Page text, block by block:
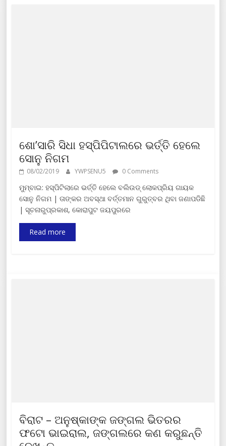
ଶୋ’ସାରି ସିଧା ହସ୍ପିପିଟାଲରେ ଭର୍ତ୍ତି ହେଲେ
ସୋନୁ ନିଗମ
08/02/2019 YWPSENU5 0 Comments
ମୁମ୍ବାଇ: ହସ୍ପିଟିଲାରେ ଭର୍ତ୍ତି ହେଲେ ବଲିଉଡ୍‌ ଲୋକପ୍ରିୟ ଗାୟକ
ସୋନୁ ନିଗମ | ତାଙ୍କର ଅବସ୍ଥା ବର୍ତ୍ତମାନ ଗୁରୁତ୍ବର ଥିବା ଜଣାପଡିଛି
| ସୂଚନାରୁପ୍ରକାଶ, କୋରାପୁଟ ଜୟପୁରରେ
Read more
ବିରାଟ – ଅନୁଷ୍କାଙ୍କ ଜଙ୍ଗଲ ଭିତରର
ଫଟୋ ଭାଇରାଲ, ଜଙ୍ଗଲରେ କଣ କରୁଛନ୍ତି